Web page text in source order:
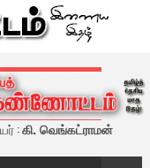
இதழ்
:கி. வெங்கட்ராமன்